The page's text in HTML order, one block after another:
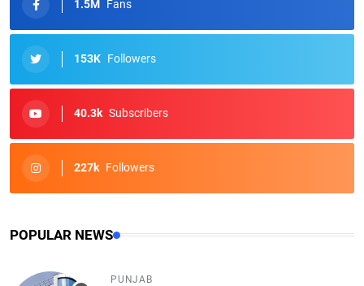
1.5M Fans
153K Followers
40.3k Subscribers
227k Followers
POPULAR NEWS
PUNJAB